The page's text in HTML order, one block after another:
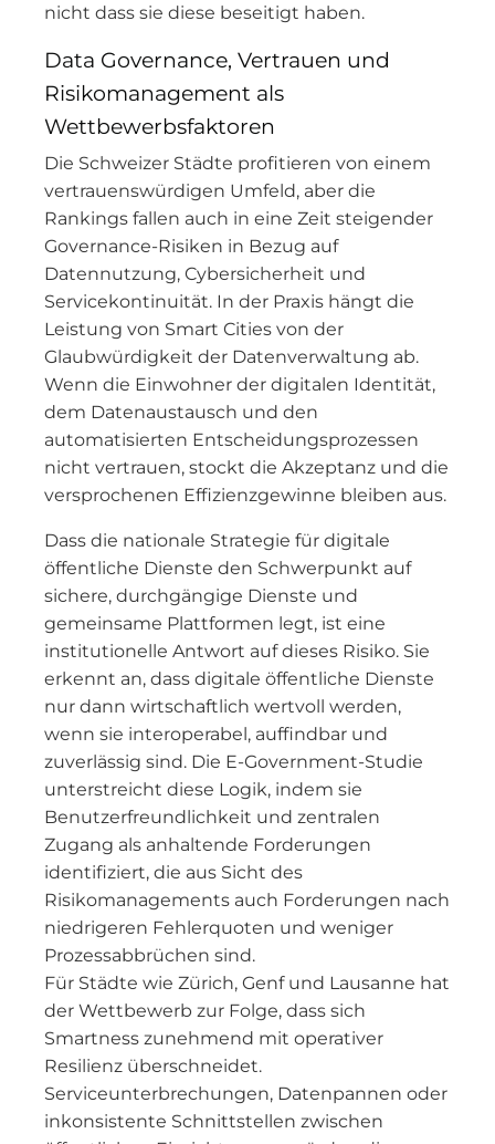
nicht dass sie diese beseitigt haben.
Data Governance, Vertrauen und
Risikomanagement als
Wettbewerbsfaktoren
Die Schweizer Städte profitieren von einem
vertrauenswürdigen Umfeld, aber die
Rankings fallen auch in eine Zeit steigender
Governance-Risiken in Bezug auf
Datennutzung, Cybersicherheit und
Servicekontinuität. In der Praxis hängt die
Leistung von Smart Cities von der
Glaubwürdigkeit der Datenverwaltung ab.
Wenn die Einwohner der digitalen Identität,
dem Datenaustausch und den
automatisierten Entscheidungsprozessen
nicht vertrauen, stockt die Akzeptanz und die
versprochenen Effizienzgewinne bleiben aus.
Dass die nationale Strategie für digitale
öffentliche Dienste den Schwerpunkt auf
sichere, durchgängige Dienste und
gemeinsame Plattformen legt, ist eine
institutionelle Antwort auf dieses Risiko. Sie
erkennt an, dass digitale öffentliche Dienste
nur dann wirtschaftlich wertvoll werden,
wenn sie interoperabel, auffindbar und
zuverlässig sind. Die E-Government-Studie
unterstreicht diese Logik, indem sie
Benutzerfreundlichkeit und zentralen
Zugang als anhaltende Forderungen
identifiziert, die aus Sicht des
Risikomanagements auch Forderungen nach
niedrigeren Fehlerquoten und weniger
Prozessabbrüchen sind.
Für Städte wie Zürich, Genf und Lausanne hat
der Wettbewerb zur Folge, dass sich
Smartness zunehmend mit operativer
Resilienz überschneidet.
Serviceunterbrechungen, Datenpannen oder
inkonsistente Schnittstellen zwischen